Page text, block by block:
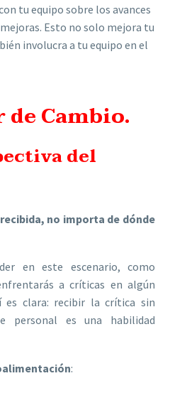
tu equipo sobre los avances
Esto no solo mejora tu
involucra a tu equipo en el
Cambio.
del
no importa de dónde
en este escenario, como
a críticas en algún
es clara: recibir la crítica sin
personal es una habilidad
: